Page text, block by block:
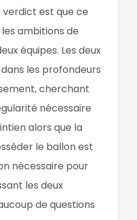
verdict est que ce
ambitions de
équipes. Les deux
les profondeurs
cherchant
nécessaire
alors que la
le ballon est
nécessaire pour
les deux
de questions